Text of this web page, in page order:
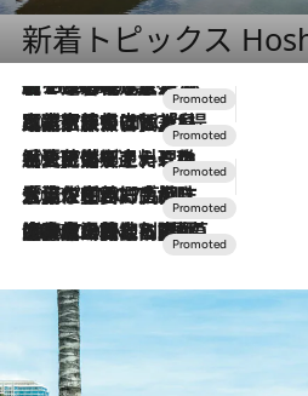
新着トピックス
2026.8.7
【トンボの足水浴】ヒノキの香りに包まれて涼感マックス！約13℃の湧水かけ流しを避暑地「星野温泉 トンボの湯」で体験
2026.7.31
【ホテル帰省】という選択肢をOMOが提案。家族とほどよい距離を保つには「昼は実家、夜は気兼ねなくホテルで！」
2026.7.24
【夏限定ディナーコース】旬を迎える稚鮎や花ズッキーニなどをイタリア・トスカーナの郷土料理の手法で満喫！
2026.7.17
「土佐和ハーブかき氷」がOMO7高知に登場！生姜、山椒、大葉など目にも舌にも涼を呼ぶ郷土の味
2026.7.10
NEW OPEN！【界 草津】名湯の地に誕生。趣の異なる2種の温泉と上州ならではの会席・蕎麦割烹など美食を味わう究極の癒やし旅